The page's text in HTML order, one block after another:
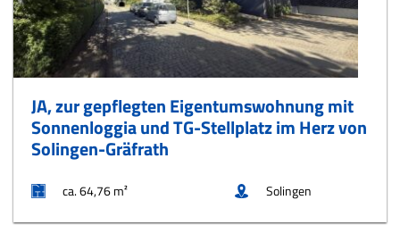
JA, zur gepflegten Eigentumswohnung mit
Sonnenloggia und TG-Stellplatz im Herz von
Solingen-Gräfrath
ca. 64,76 m² Solingen